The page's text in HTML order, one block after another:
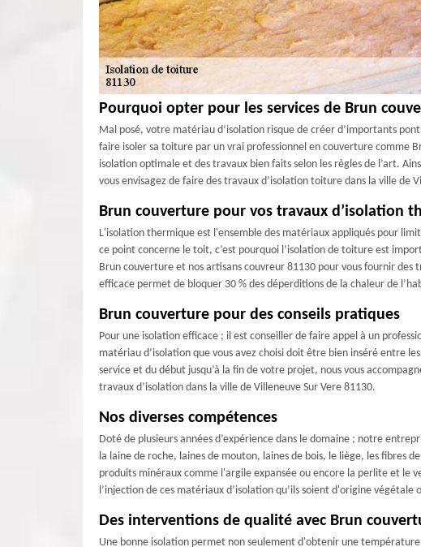
Pourquoi opter pour les services de Brun
Mal posé, votre matériau d’isolation risque de créer d’importants
faire isoler sa toiture par un vrai professionnel en couverture comme
isolation optimale et des travaux bien faits selon les règles de l’art.
vous envisagez de faire des travaux d’isolation toiture dans la ville de
Brun couverture pour vos travaux d’isolation
L'isolation thermique est l'ensemble des matériaux appliqués pour
ce point concerne le toit, c’est pourquoi l’isolation de toiture est
Brun couverture et nos artisans couvreur 81130 pour vous fournir
efficace permet de bloquer 30 % des déperditions de la chaleur de
Brun couverture pour des conseils pratiques
Pour une isolation efficace ; il est conseiller de faire appel à un
matériau d’isolation que vous avez choisi doit être bien inséré entre
service et du début jusqu’à la fin de votre projet, nous vous
travaux d’isolation dans la ville de Villeneuve Sur Vere 81130.
Nos diverses compétences
Doté de plusieurs années d’expérience dans le domaine ; notre
la laine de roche, laines de mouton, laines de bois, le liège, les fibres
produits minéraux comme l'argile expansée ou encore la perlite et le
l’injection de ces matériaux d’isolation qu’ils soient d'origine
Des interventions de qualité avec Brun
Une bonne isolation permet non seulement d'obtenir une